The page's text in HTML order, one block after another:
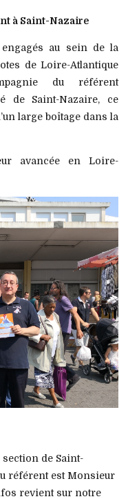
à Saint-Nazaire
au sein de la
de Loire-Atlantique
du référent
de Saint-Nazaire, ce
large boîtage dans la
avancée en Loire-
de Saint-
référent est Monsieur
revient sur notre